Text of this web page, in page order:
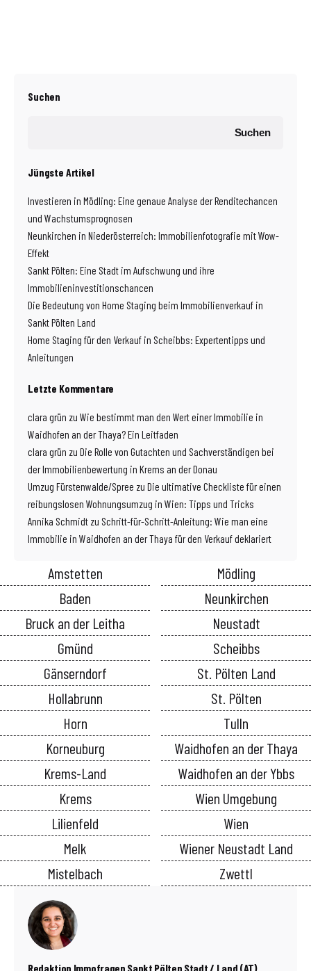
Suchen
Suchen
Jüngste Artikel
Investieren in Mödling: Eine genaue Analyse der Renditechancen
und Wachstumsprognosen
Neunkirchen in Niederösterreich: Immobilienfotografie mit Wow-
Effekt
Sankt Pölten: Eine Stadt im Aufschwung und ihre
Immobilieninvestitionschancen
Die Bedeutung von Home Staging beim Immobilienverkauf in
Sankt Pölten Land
Home Staging für den Verkauf in Scheibbs: Expertentipps und
Anleitungen
Letzte Kommentare
clara grün zu Wie bestimmt man den Wert einer Immobilie in
Waidhofen an der Thaya? Ein Leitfaden
clara grün zu Die Rolle von Gutachten und Sachverständigen bei
der Immobilienbewertung in Krems an der Donau
Umzug Fürstenwalde/Spree zu Die ultimative Checkliste für einen
reibungslosen Wohnungsumzug in Wien: Tipps und Tricks
Annika Schmidt zu Schritt-für-Schritt-Anleitung: Wie man eine
Immobilie in Waidhofen an der Thaya für den Verkauf deklariert
Amstetten
Baden
Bruck an der Leitha
Gmünd
Gänserndorf
Hollabrunn
Horn
Korneuburg
Krems-Land
Krems
Lilienfeld
Melk
Mistelbach
Mödling
Neunkirchen
Neustadt
Scheibbs
St. Pölten Land
St. Pölten
Tulln
Waidhofen an der Thaya
Waidhofen an der Ybbs
Wien Umgebung
Wien
Wiener Neustadt Land
Zwettl
Redaktion Immofragen Sankt Pölten Stadt / Land (AT)